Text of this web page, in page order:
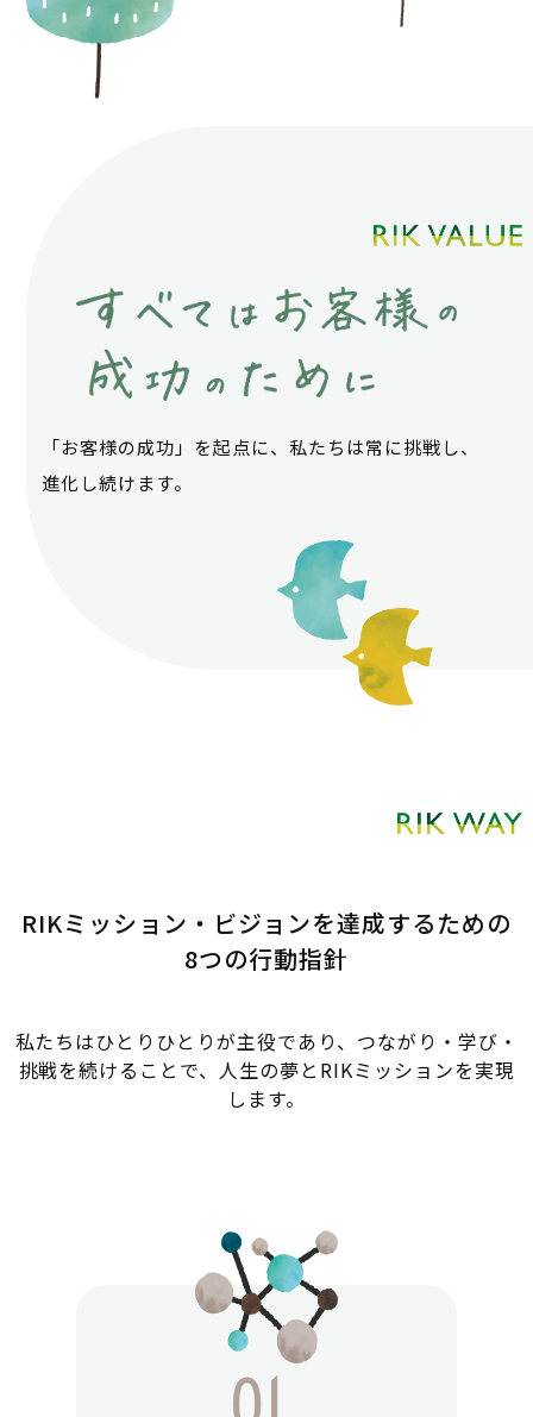
「お客様の成功」を起点に、私たちは常に挑戦し、
進化し続けます。
RIKミッション・ビジョンを達成するための
8つの行動指針
私たちはひとりひとりが主役であり、つながり・学び・
挑戦を続けることで、人生の夢とRIKミッションを実現
します。